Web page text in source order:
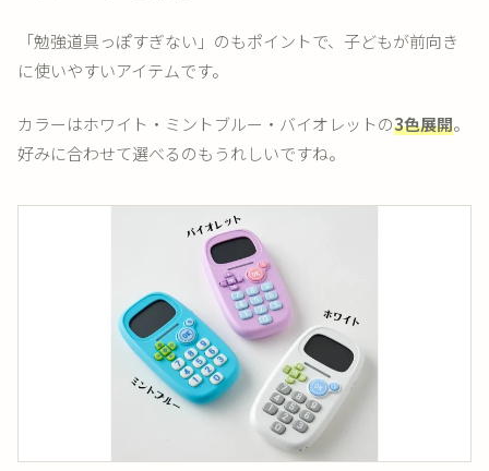
「勉強道具っぽすぎない」のもポイントで、子どもが前向き
に使いやすいアイテムです。
カラーはホワイト・ミントブルー・バイオレットの3色展開。
好みに合わせて選べるのもうれしいですね。